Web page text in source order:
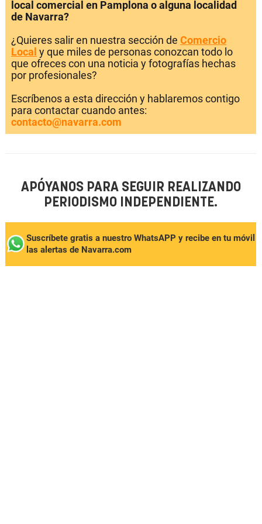
local comercial en Pamplona o alguna localidad
de Navarra?
¿Quieres salir en nuestra sección de Comercio
Local y que miles de personas conozcan todo lo
que ofreces con una noticia y fotografías hechas
por profesionales?
Escríbenos a esta dirección y hablaremos contigo
para contactar cuando antes:
contacto@navarra.com
APÓYANOS PARA SEGUIR REALIZANDO
PERIODISMO INDEPENDIENTE.
Suscríbete gratis a nuestro WhatsAPP y recibe en tu móvil
las alertas de Navarra.com